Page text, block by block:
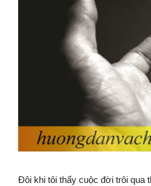
Đôi khi tôi thấy cuộc đời trôi qua